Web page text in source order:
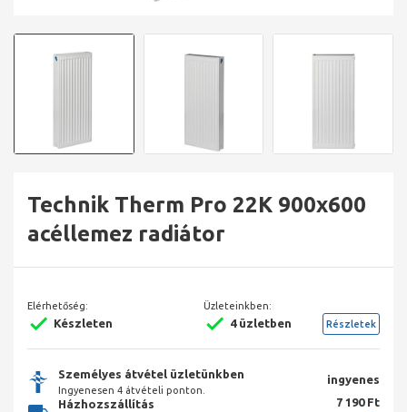
Technik Therm Pro 22K 900x600
acéllemez radiátor
Elérhetőség:
Készleten
Üzleteinkben:
4 üzletben Részletek
Személyes átvétel üzletünkben
Ingyenesen 4 átvételi ponton.
ingyenes
Házhozszállítás
7 190 Ft